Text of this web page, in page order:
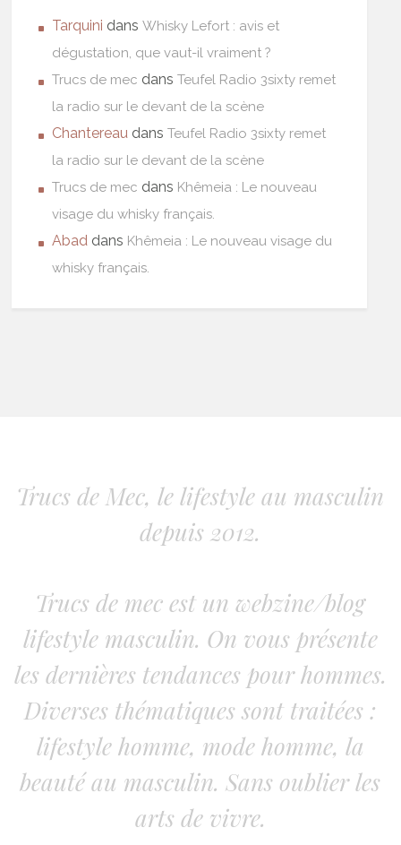
Tarquini dansWhisky Lefort : avis et
dégustation, que vaut-il vraiment ?
Trucs de mec dansTeufel Radio 3sixty remet
la radio sur le devant de la scène
Chantereau dansTeufel Radio 3sixty remet
la radio sur le devant de la scène
Trucs de mec dans Khêmeia : Le nouveau
visage du whisky français.
Abad dans Khêmeia : Le nouveau visage du
whisky français.
Trucs de Mec, le lifestyle au masculin
depuis 2012.
Trucs de mec est un webzine/blog
lifestyle masculin. On vous présente
les dernières tendances pour hommes.
Diverses thématiques sont traitées :
lifestyle homme, mode homme, la
beauté au masculin. Sans oublier les
arts de vivre.